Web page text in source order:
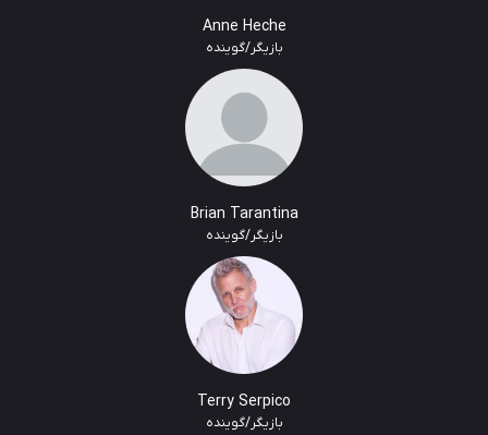
Anne Heche
بازیگر/گوینده
Brian Tarantina
بازیگر/گوینده
Terry Serpico
بازیگر/گوینده